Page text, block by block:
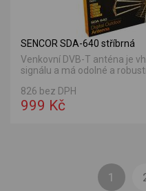
SENCOR SDA-640 stříbrná
Venkovní DVB-T anténa je
signálu a má odolné a
826 bez DPH
999 Kč
1